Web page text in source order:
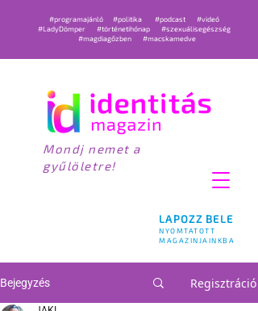
LAPOZZ BELE
NYOMTATOTT
MAGAZINJAINKBA
#programajánló #politika #podcast
#videó
#LadyDömper
#történetihónap
#szexuálisegészség
#magdiagőzben
#macskamedve
Mondj nemet a
gyűlöletre!
Bejegyzés Regisztráció